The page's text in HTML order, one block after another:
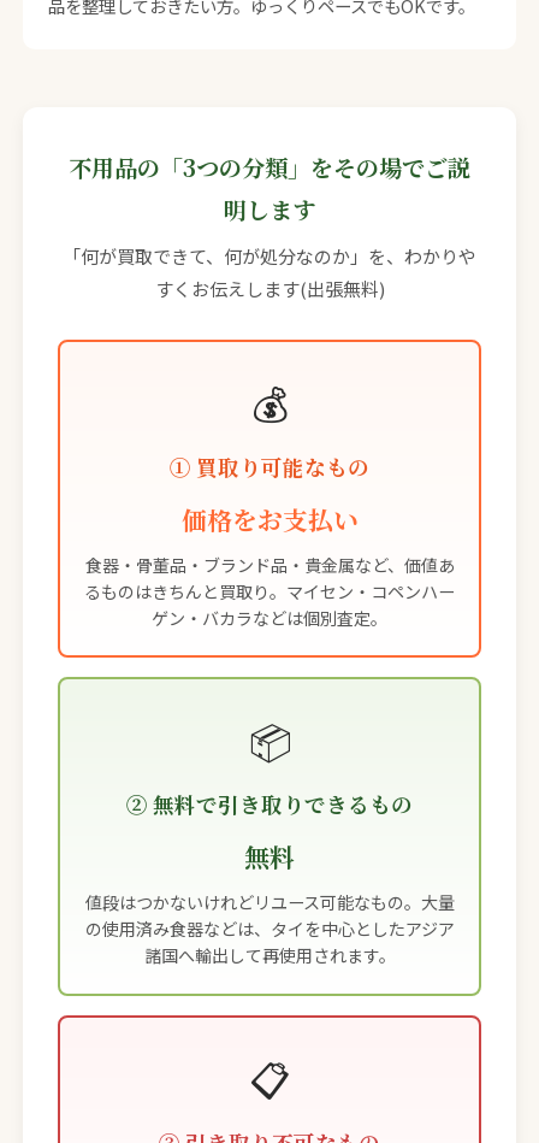
品を整理しておきたい方。ゆっくりペースでもOKです。
不用品の「3つの分類」をその場でご説
明します
「何が買取できて、何が処分なのか」を、わかりや
すくお伝えします(出張無料)
💰
① 買取り可能なもの
価格をお支払い
食器・骨董品・ブランド品・貴金属など、価値あ
るものはきちんと買取り。マイセン・コペンハー
ゲン・バカラなどは個別査定。
📦
② 無料で引き取りできるもの
無料
値段はつかないけれどリユース可能なもの。大量
の使用済み食器などは、タイを中心としたアジア
諸国へ輸出して再使用されます。
📋